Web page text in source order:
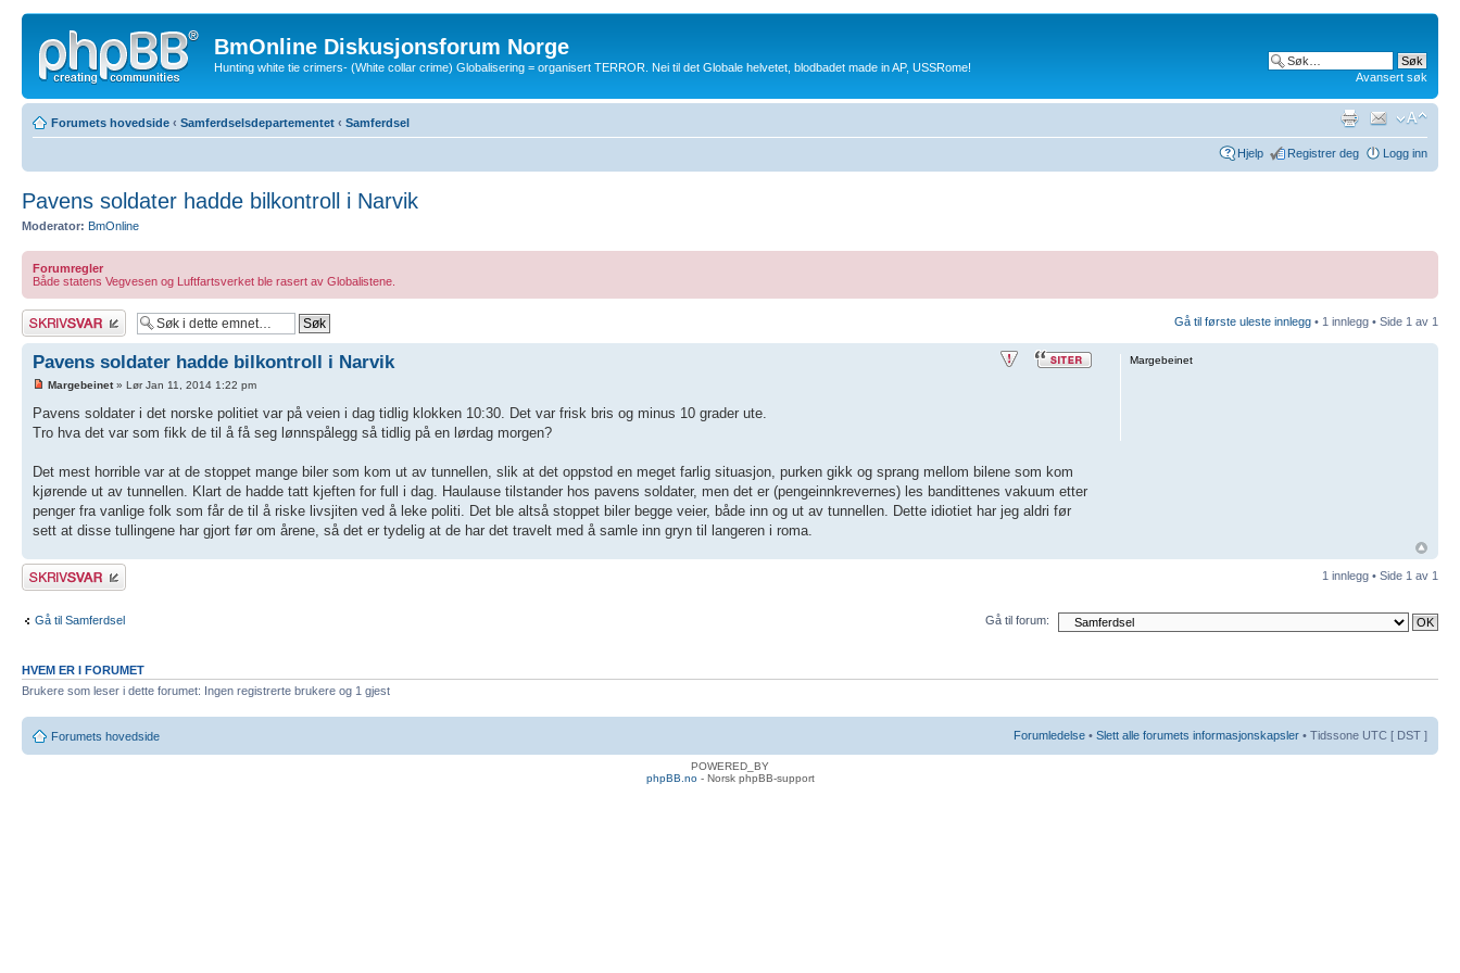
BmOnline Diskusjonsforum Norge
Hunting white tie crimers- (White collar crime) Globalisering = organisert TERROR. Nei til det Globale helvetet, blodbadet made in AP, USSRome!
Avansert søk
Forumets hovedside ‹ Samferdselsdepartementet ‹ Samferdsel
Hjelp Registrer deg Logg inn
Pavens soldater hadde bilkontroll i Narvik
Moderator: BmOnline
Forumregler
Både statens Vegvesen og Luftfartsverket ble rasert av Globalistene.
Skriv et svar Gå til første uleste innlegg • 1 innlegg • Side 1 av 1
Pavens soldater hadde bilkontroll i Narvik
Margebeinet» Lør Jan 11, 2014 1:22 pm
Pavens soldater i det norske politiet var på veien i dag tidlig klokken 10:30. Det var frisk bris og minus 10 grader ute.
Tro hva det var som fikk de til å få seg lønnspålegg så tidlig på en lørdag morgen?
Det mest horrible var at de stoppet mange biler som kom ut av tunnellen, slik at det oppstod en meget farlig situasjon, purken gikk og sprang mellom bilene som kom
kjørende ut av tunnellen. Klart de hadde tatt kjeften for full i dag. Haulause tilstander hos pavens soldater, men det er (pengeinnkrevernes) les bandittenes vakuum etter
penger fra vanlige folk som får de til å riske livsjiten ved å leke politi. Det ble altså stoppet biler begge veier, både inn og ut av tunnellen. Dette idiotiet har jeg aldri før
sett at disse tullingene har gjort før om årene, så det er tydelig at de har det travelt med å samle inn gryn til langeren i roma.
Margebeinet
Skriv et svar 1 innlegg • Side 1 av 1
Gå til Samferdsel Gå til forum:
HVEM ER I FORUMET
Brukere som leser i dette forumet: Ingen registrerte brukere og 1 gjest
Forumets hovedside Forumledelse • Slett alle forumets informasjonskapsler • Tidssone UTC [ DST ]
POWERED_BY
phpBB.no- Norsk phpBB-support